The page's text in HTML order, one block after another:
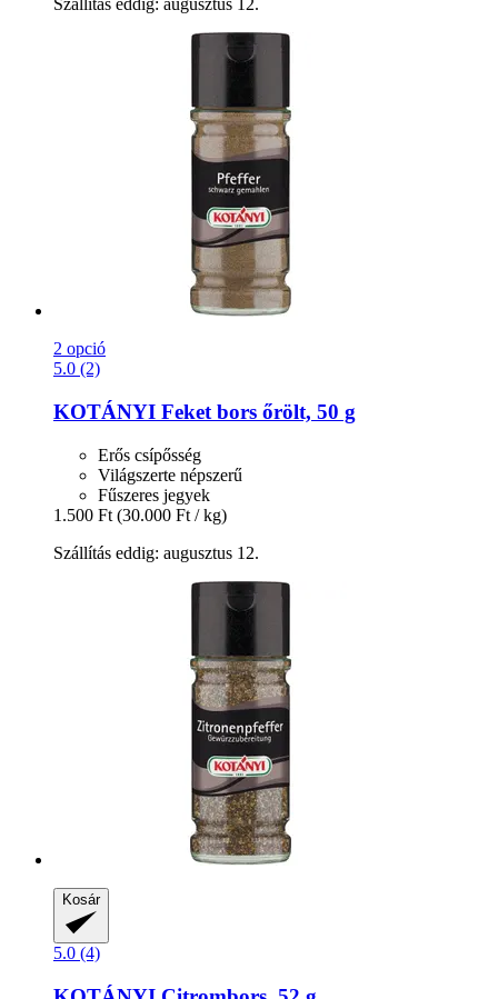
Szállítás eddig: augusztus 12.
2 opció
5.0 (2)
KOTÁNYI Feket bors őrölt, 50 g
Erős csípősség
Világszerte népszerű
Fűszeres jegyek
1.500 Ft (30.000 Ft / kg)
Szállítás eddig: augusztus 12.
Kosár
5.0 (4)